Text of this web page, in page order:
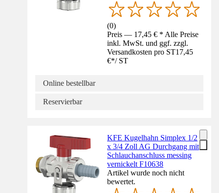
(0)
Preis — 17,45 € * Alle Preise
inkl. MwSt. und ggf. zzgl.
Versandkosten pro ST17,45
€*/ ST
Online bestellbar
Reservierbar
KFE Kugelhahn Simplex 1/2
x 3/4 Zoll AG Durchgang mit
Schlauchanschluss messing
vernickelt F10638
Artikel wurde noch nicht
bewertet.